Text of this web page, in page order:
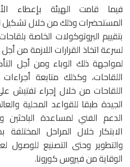
فيما قامت الهيئة بإعطاء
المستحضرات وذلك من خلال تشكيل
لسرعة اتخاذ القرارات اللازمة من
لمواجهة ذلك الوباء ومن أجل
اللقاحات، وكذلك متابعة
اللقاحات من خلال إجراء تفتيش
الجيدة طبقا للقواعد المحلية
الدعم الفني لمساعدة الباحثين
الابتكار خلال المراحل
والتطوير وحتى التصنيع للوصول
الوقاية من فيروس كورونا.